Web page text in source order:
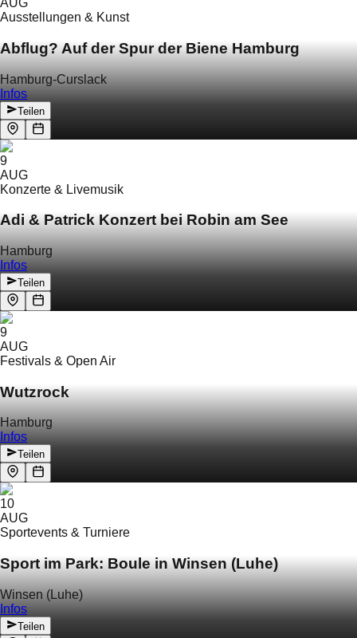
AUG
Ausstellungen & Kunst
Abflug? Auf der Spur der Biene Hamburg
Hamburg-Curslack
Infos
Teilen
9
AUG
Konzerte & Livemusik
Adi & Patrick Konzert bei Robin am See
Hamburg
Infos
Teilen
9
AUG
Festivals & Open Air
Wutzrock
Hamburg
Infos
Teilen
10
AUG
Sportevents & Turniere
Sport im Park: Boule in Winsen (Luhe)
Winsen (Luhe)
Infos
Teilen